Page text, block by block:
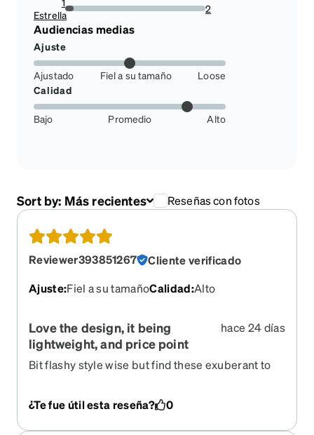
Estrella5.88235294117647%
2
Audiencias medias
Ajuste
Ajustado Fiel a su tamaño
Loose
Calidad
Bajo Promedio Alto
Sort by: Más recientes Reseñas con fotos
Reviewer393851267
Cliente verificado
Ajuste:Fiel a su tamañoCalidad:Alto
Love the design, it being
lightweight, and price point
hace 24 días
Bit flashy style wise but find these exuberant to
(Oh yeah, it comes in a complimentary case)
¿Te fue útil esta reseña? 0